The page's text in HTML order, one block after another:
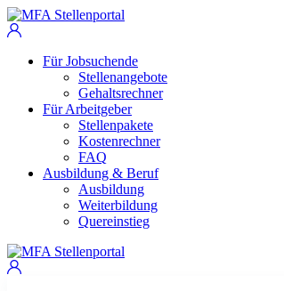
Für Jobsuchende
Stellenangebote
Gehaltsrechner
Für Arbeitgeber
Stellenpakete
Kostenrechner
FAQ
Ausbildung & Beruf
Ausbildung
Weiterbildung
Quereinstieg